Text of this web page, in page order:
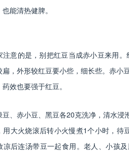
能清热健脾。
注意的是，别把红豆当成赤小豆来用
扁，外形较红豆要小些，细长些。赤小
效也要强于红豆。
豆、赤小豆、黑豆各20克洗净，清水浸
用大火烧滚后转小火慢煮1个小时，待
凉后连汤带豆一起食用。老人、小孩